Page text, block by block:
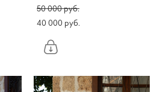
50 000 pуб.
40 000 pуб.